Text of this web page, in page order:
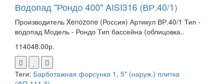
Водопад "Рондо 400" AISI316 (ВР.40/1)
Производитель Xenozone (Россия) Артикул ВР.40/1 Тип -
водопад Модель - Рондо Тип бассейна (облицовка..
114048.00р.
Теги: Барботажная форсунка 1 , 5" (наруж.) плитка